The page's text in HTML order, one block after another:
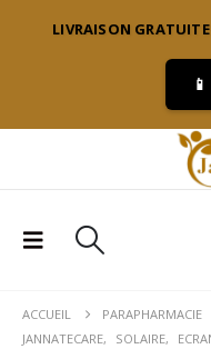
LIVRAISON
ACCUEIL
PARAPHARMACIE
JANNATECARE, SOLAIRE,